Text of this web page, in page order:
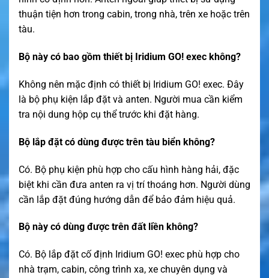
thuận tiện hơn trong cabin, trong nhà, trên xe hoặc trên
tàu.
Bộ này có bao gồm thiết bị Iridium GO! exec không?
Không nên mặc định có thiết bị Iridium GO! exec. Đây
là bộ phụ kiện lắp đặt và anten. Người mua cần kiểm
tra nội dung hộp cụ thể trước khi đặt hàng.
Bộ lắp đặt có dùng được trên tàu biển không?
Có. Bộ phụ kiện phù hợp cho cấu hình hàng hải, đặc
biệt khi cần đưa anten ra vị trí thoáng hơn. Người dùng
cần lắp đặt đúng hướng dẫn để bảo đảm hiệu quả.
Bộ này có dùng được trên đất liền không?
Có. Bộ lắp đặt cố định Iridium GO! exec phù hợp cho
nhà trạm, cabin, công trình xa, xe chuyên dụng và